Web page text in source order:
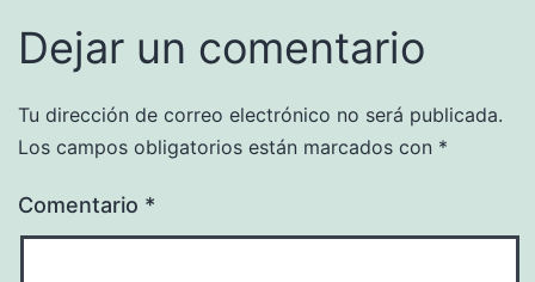
Dejar un comentario
Tu dirección de correo electrónico no será publicada.
Los campos obligatorios están marcados con *
Comentario *